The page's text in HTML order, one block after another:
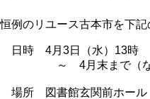
恒例のリユース古本市を下記
日時 4月3日（水）13時
～ 4月末まで（なく
場所 図書館玄関前ホール